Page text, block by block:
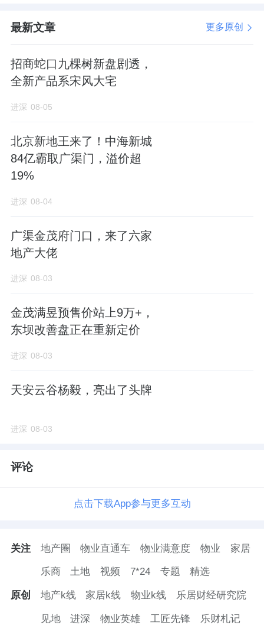
最新文章 更多原创
招商蛇口九棵树新盘剧透，
全新产品系宋风大宅
进深 08-05
北京新地王来了！中海新城
84亿霸取广渠门，溢价超
19%
进深 08-04
广渠金茂府门口，来了六家
地产大佬
进深 08-03
金茂满昱预售价站上9万+，
东坝改善盘正在重新定价
进深 08-03
天安云谷杨毅，亮出了头牌
进深 08-03
评论
点击下载App参与更多互动
关注 地产圈 物业直通车 物业满意度 物业 家居
乐商 土地 视频 7*24 专题 精选
原创 地产k线 家居k线 物业k线 乐居财经研究院
见地 进深 物业英雄 工匠先锋 乐财札记